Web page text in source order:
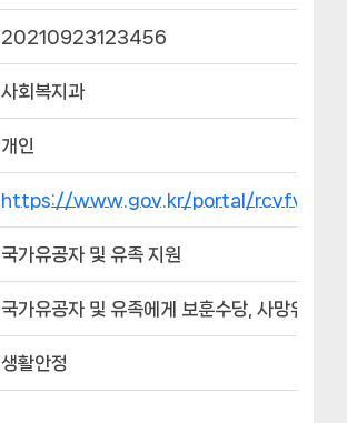
20210923123456
사회복지과
개인
https://www.gov.kr/portal/
국가유공자 및 유족 지원
국가유공자 및 유족에게 보훈수당, 사망위로금
생활안정